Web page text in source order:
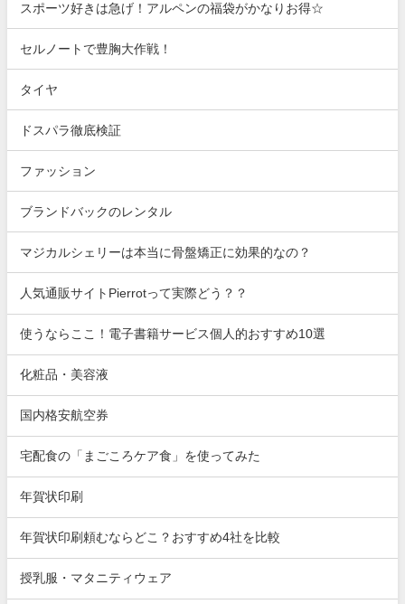
スポーツ好きは急げ！アルペンの福袋がかなりお得☆
セルノートで豊胸大作戦！
タイヤ
ドスパラ徹底検証
ファッション
ブランドバックのレンタル
マジカルシェリーは本当に骨盤矯正に効果的なの？
人気通販サイトPierrotって実際どう？？
使うならここ！電子書籍サービス個人的おすすめ10選
化粧品・美容液
国内格安航空券
宅配食の「まごころケア食」を使ってみた
年賀状印刷
年賀状印刷頼むならどこ？おすすめ4社を比較
授乳服・マタニティウェア